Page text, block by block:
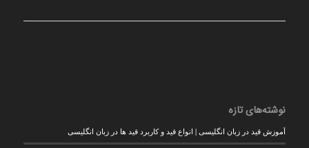
نوشته‌های تازه
آموزش قید در زبان انگلیسی | انواع قید و کاربرد قید ها در زبان انگلیسی